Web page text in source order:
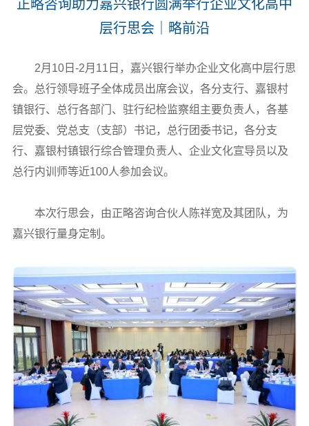
正略咨询助力嘉兴银行圆满举行企业文化高中
层行思会｜略前沿
2月10日-2月11日，嘉兴银行举办企业文化高中层行思
会。总行领导班子全体成员出席会议，各分支行、嘉银村
镇银行、总行各部门、驻行纪检监察组主要负责人，各基
层党委、党总支（支部）书记，总行团委书记，各分支
行、嘉银村镇银行综合管理负责人、企业文化宣导员以及
总行内训师等近100人参加会议。
本次行思会，由正略咨询合伙人陈祥宽及其团队，为
嘉兴银行量身定制。